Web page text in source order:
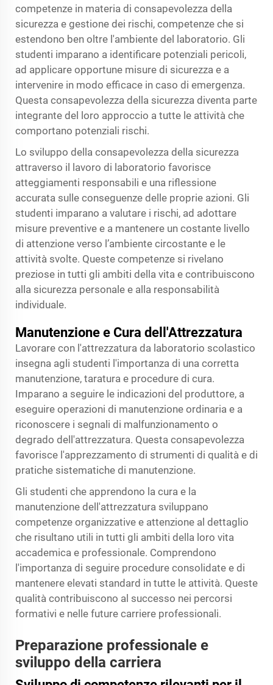
competenze in materia di consapevolezza della
sicurezza e gestione dei rischi, competenze che si
estendono ben oltre l'ambiente del laboratorio. Gli
studenti imparano a identificare potenziali pericoli,
ad applicare opportune misure di sicurezza e a
intervenire in modo efficace in caso di emergenza.
Questa consapevolezza della sicurezza diventa parte
integrante del loro approccio a tutte le attività che
comportano potenziali rischi.
Lo sviluppo della consapevolezza della sicurezza
attraverso il lavoro di laboratorio favorisce
atteggiamenti responsabili e una riflessione
accurata sulle conseguenze delle proprie azioni. Gli
studenti imparano a valutare i rischi, ad adottare
misure preventive e a mantenere un costante livello
di attenzione verso l’ambiente circostante e le
attività svolte. Queste competenze si rivelano
preziose in tutti gli ambiti della vita e contribuiscono
alla sicurezza personale e alla responsabilità
individuale.
Manutenzione e Cura dell'Attrezzatura
Lavorare con l'attrezzatura da laboratorio scolastico
insegna agli studenti l'importanza di una corretta
manutenzione, taratura e procedure di cura.
Imparano a seguire le indicazioni del produttore, a
eseguire operazioni di manutenzione ordinaria e a
riconoscere i segnali di malfunzionamento o
degrado dell'attrezzatura. Questa consapevolezza
favorisce l'apprezzamento di strumenti di qualità e di
pratiche sistematiche di manutenzione.
Gli studenti che apprendono la cura e la
manutenzione dell'attrezzatura sviluppano
competenze organizzative e attenzione al dettaglio
che risultano utili in tutti gli ambiti della loro vita
accademica e professionale. Comprendono
l'importanza di seguire procedure consolidate e di
mantenere elevati standard in tutte le attività. Queste
qualità contribuiscono al successo nei percorsi
formativi e nelle future carriere professionali.
Preparazione professionale e
sviluppo della carriera